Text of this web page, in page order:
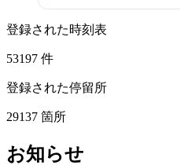
登録された時刻表
53197 件
登録された停留所
29137 箇所
お知らせ